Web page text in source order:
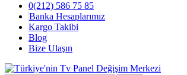
0(212) 586 75 85
Banka Hesaplarımız
Kargo Takibi
Blog
Bize Ulaşın